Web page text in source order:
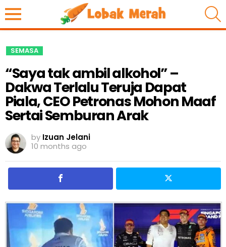
SEMASA
“Saya tak ambil alkohol” –
Dakwa Terlalu Teruja Dapat
Piala, CEO Petronas Mohon Maaf
Sertai Semburan Arak
by Izuan Jelani
10 months ago